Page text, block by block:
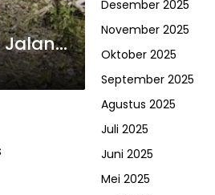
Jalan
Desember 2025
November 2025
Oktober 2025
September 2025
Agustus 2025
Juli 2025
Juni 2025
Mei 2025